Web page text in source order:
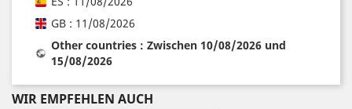
GB : 11/08/2026
Other countries : Zwischen 10/08/2026 und
15/08/2026
WIR EMPFEHLEN AUCH